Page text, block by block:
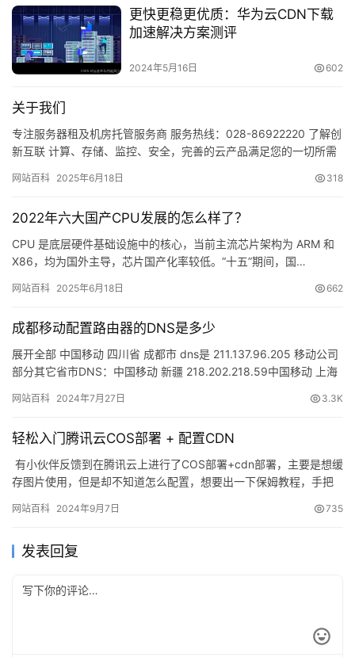
更快更稳更优质：华为云CDN下载
加速解决方案测评
2024年5月16日 602
关于我们
专注服务器租及机房托管服务商 服务热线：028-86922220 了解创
新互联 计算、存储、监控、安全，完善的云产品满足您的一切所需
网站百科 2025年6月18日 318
2022年六大国产CPU发展的怎么样了？
CPU 是底层硬件基础设施中的核心，当前主流芯片架构为 ARM 和
X86，均为国外主导，芯片国产化率较低。“十五”期间，国…
网站百科 2025年6月18日 662
成都移动配置路由器的DNS是多少
展开全部 中国移动 四川省 成都市 dns是 211.137.96.205 移动公司
部分其它省市DNS：中国移动 新疆 218.202.218.59中国移动 上海
网站百科 2024年7月27日 3.3K
轻松入门腾讯云COS部署 + 配置CDN
​ 有小伙伴反馈到在腾讯云上进行了COS部署+cdn部署，主要是想缓
存图片使用，但是却不知道怎么配置，想要出一下保姆教程，手把
网站百科 2024年9月7日 735
发表回复